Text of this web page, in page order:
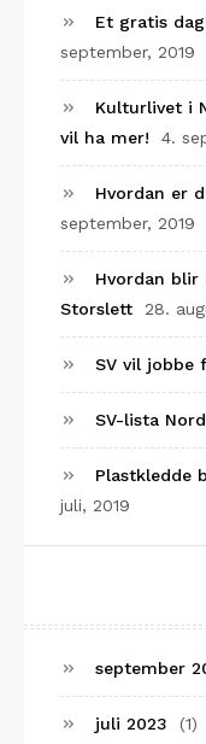
Et gratis
september, 2019
Kulturlivet i
vil ha mer!
4.
Hvordan er
september, 2019
Hvordan blir
Storslett
28.
SV vil jobbe
SV-lista
Plastkledde
juli, 2019
september
juli 2023 (1)